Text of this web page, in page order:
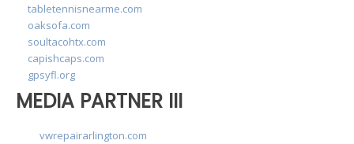
tabletennisnearme.com
oaksofa.com
soultacohtx.com
capishcaps.com
gpsyfl.org
MEDIA PARTNER III
vwrepairarlington.com